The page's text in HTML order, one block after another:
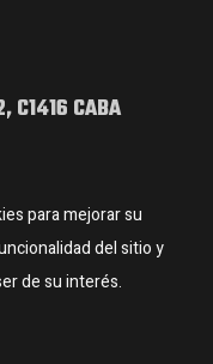
CABA
para mejorar su
del sitio y
de su interés.